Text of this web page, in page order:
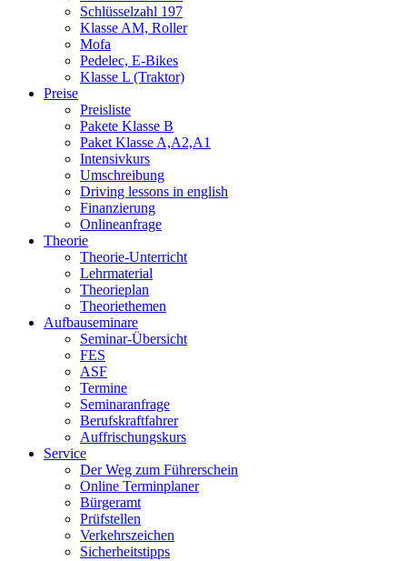
Schlüsselzahl 197
Klasse AM, Roller
Mofa
Pedelec, E-Bikes
Klasse L (Traktor)
Preise
Preisliste
Pakete Klasse B
Paket Klasse A,A2,A1
Intensivkurs
Umschreibung
Driving lessons in english
Finanzierung
Onlineanfrage
Theorie
Theorie-Unterricht
Lehrmaterial
Theorieplan
Theoriethemen
Aufbauseminare
Seminar-Übersicht
FES
ASF
Termine
Seminaranfrage
Berufskraftfahrer
Auffrischungskurs
Service
Der Weg zum Führerschein
Online Terminplaner
Bürgeramt
Prüfstellen
Verkehrszeichen
Sicherheitstipps